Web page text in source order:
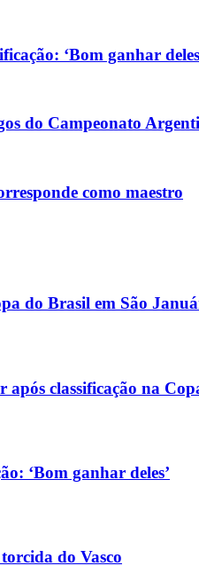
‘Bom ganhar
do Campeonato
como maestro
do Brasil em São
classificação na
‘Bom ganhar deles’
do Vasco